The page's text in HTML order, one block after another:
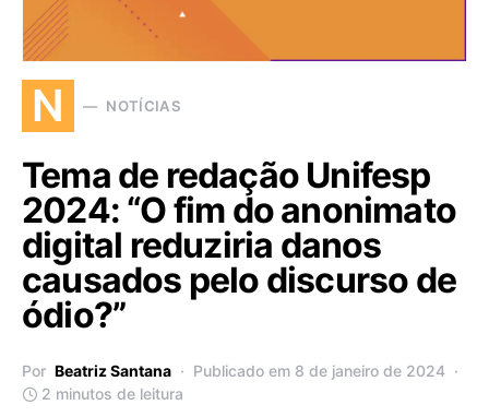
N NOTÍCIAS
Tema de redação Unifesp
2024: “O fim do anonimato
digital reduziria danos
causados pelo discurso de
ódio?”
Por Beatriz Santana
Publicado em 8 de janeiro de 2024
2 minutos de leitura